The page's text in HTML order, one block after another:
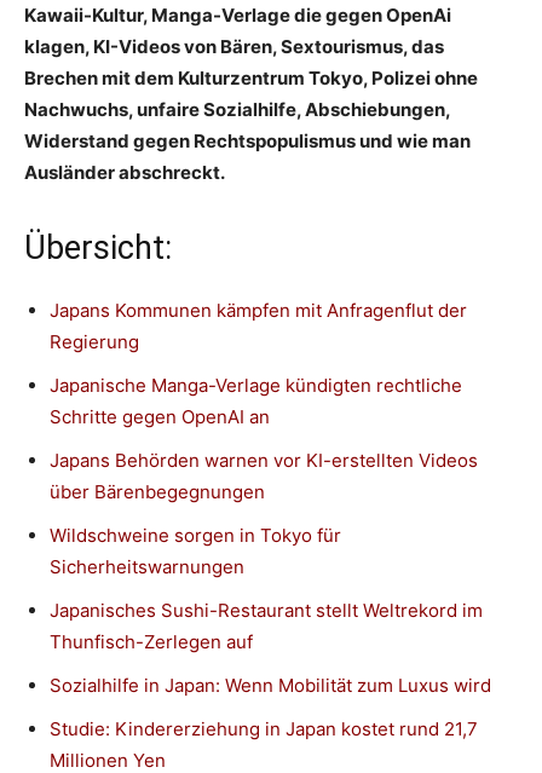
Kawaii-Kultur, Manga-Verlage die gegen OpenAi
klagen, KI-Videos von Bären, Sextourismus, das
Brechen mit dem Kulturzentrum Tokyo, Polizei ohne
Nachwuchs, unfaire Sozialhilfe, Abschiebungen,
Widerstand gegen Rechtspopulismus und wie man
Ausländer abschreckt.
Übersicht:
Japans Kommunen kämpfen mit Anfragenflut der
Regierung
Japanische Manga-Verlage kündigten rechtliche
Schritte gegen OpenAI an
Japans Behörden warnen vor KI-erstellten Videos
über Bärenbegegnungen
Wildschweine sorgen in Tokyo für
Sicherheitswarnungen
Japanisches Sushi-Restaurant stellt Weltrekord im
Thunfisch-Zerlegen auf
Sozialhilfe in Japan: Wenn Mobilität zum Luxus wird
Studie: Kindererziehung in Japan kostet rund 21,7
Millionen Yen